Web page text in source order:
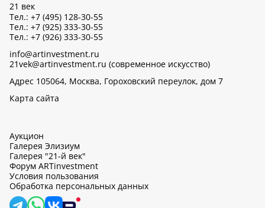
21 век
Тел.: +7 (495) 128-30-55
Тел.: +7 (925) 333-30-55
Тел.: +7 (926) 333-30-55
info@artinvestment.ru
21vek@artinvestment.ru (современное искусство)
Адрес 105064, Москва, Гороховский переулок, дом 7
Карта сайта
Аукцион
Галерея Элизиум
Галерея "21-й век"
Форум ARTinvestment
Условия пользования
Обработка персональных данных